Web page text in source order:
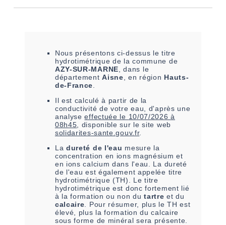
Nous présentons ci-dessus le titre
hydrotimétrique de la commune de
AZY-SUR-MARNE , dans le
départementAisne , en région Hauts-
de-France
Il est calculé à partir de la
conductivité de votre eau,
d'après une
analyseeffectuée le 10/07/2026 à
08h45 , disponible sur le site web
solidarites-sante.gouv.fr.
La dureté de l'eau mesure la
concentration en ions magnésium et
en ions calcium dans l'eau. La dureté
de l'eau est également appelée titre
hydrotimétrique (TH). Le titre
hydrotimétrique est donc fortement lié
à la formation ou non dutartre et du
calcaire . Pour résumer, plus le TH est
élevé, plus la formation du calcaire
sous forme de minéral sera présente.